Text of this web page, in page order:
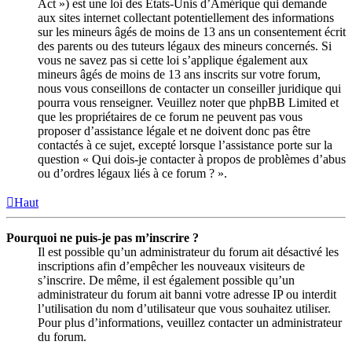
Act ») est une loi des États-Unis d’Amérique qui demande
aux sites internet collectant potentiellement des informations
sur les mineurs âgés de moins de 13 ans un consentement écrit
des parents ou des tuteurs légaux des mineurs concernés. Si
vous ne savez pas si cette loi s’applique également aux
mineurs âgés de moins de 13 ans inscrits sur votre forum,
nous vous conseillons de contacter un conseiller juridique qui
pourra vous renseigner. Veuillez noter que phpBB Limited et
que les propriétaires de ce forum ne peuvent pas vous
proposer d’assistance légale et ne doivent donc pas être
contactés à ce sujet, excepté lorsque l’assistance porte sur la
question « Qui dois-je contacter à propos de problèmes d’abus
ou d’ordres légaux liés à ce forum ? ».
Haut
Pourquoi ne puis-je pas m’inscrire ?
Il est possible qu’un administrateur du forum ait désactivé les
inscriptions afin d’empêcher les nouveaux visiteurs de
s’inscrire. De même, il est également possible qu’un
administrateur du forum ait banni votre adresse IP ou interdit
l’utilisation du nom d’utilisateur que vous souhaitez utiliser.
Pour plus d’informations, veuillez contacter un administrateur
du forum.